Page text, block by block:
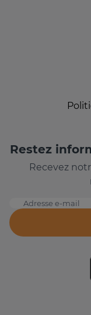
Restez
Recevez
Adresse e-mail